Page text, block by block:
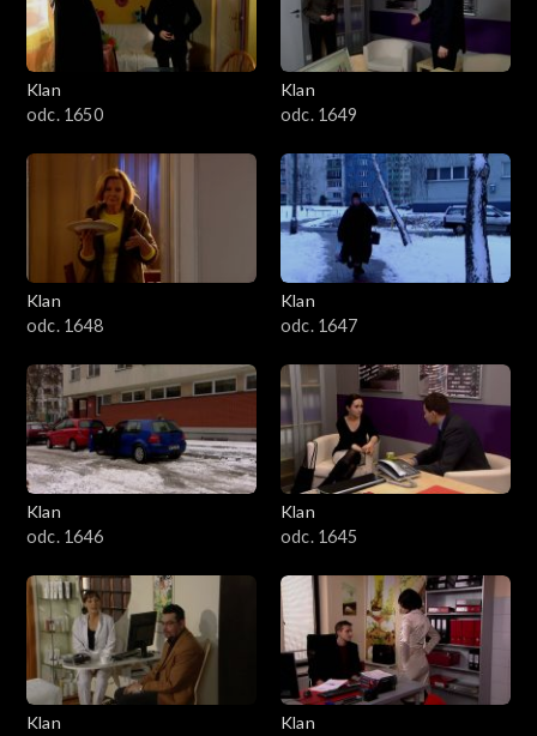
Klan
odc. 1650
Klan
odc. 1649
Klan
odc. 1648
Klan
odc. 1647
Klan
odc. 1646
Klan
odc. 1645
Klan
Klan